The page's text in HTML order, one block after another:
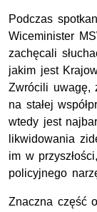
Podczas
Wiceminister
zachęcali
jakim jest
Zwrócili uwagę,
na stałej
wtedy jest
likwidowania
im w
policyjnego
Znaczna część